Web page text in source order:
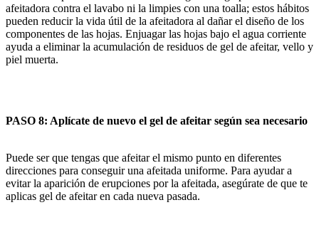
afeitadora contra el lavabo ni la limpies con una toalla; estos hábitos
pueden reducir la vida útil de la afeitadora al dañar el diseño de los
componentes de las hojas. Enjuagar las hojas bajo el agua corriente
ayuda a eliminar la acumulación de residuos de gel de afeitar, vello y
piel muerta.
PASO 8: Aplícate de nuevo el gel de afeitar según sea necesario
Puede ser que tengas que afeitar el mismo punto en diferentes
direcciones para conseguir una afeitada uniforme. Para ayudar a
evitar la aparición de erupciones por la afeitada, asegúrate de que te
aplicas gel de afeitar en cada nueva pasada.